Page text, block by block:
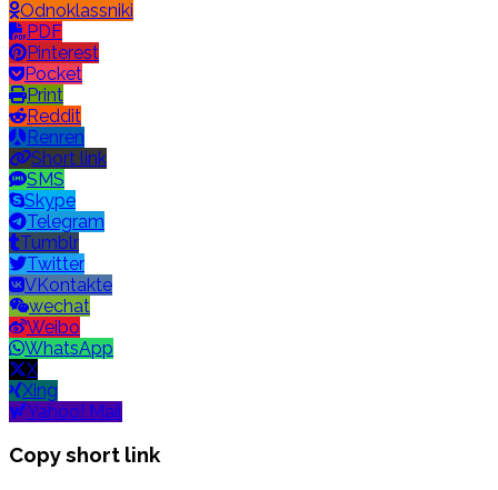
Odnoklassniki
PDF
Pinterest
Pocket
Print
Reddit
Renren
Short link
SMS
Skype
Telegram
Tumblr
Twitter
VKontakte
wechat
Weibo
WhatsApp
X
Xing
Yahoo! Mail
Copy short link